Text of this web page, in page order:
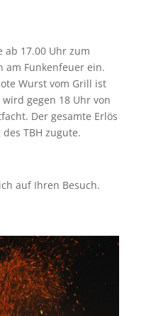
ab 17.00 Uhr zum
am Funkenfeuer ein.
Wurst vom Grill ist
gegen 18 Uhr von
Der gesamte Erlös
TBH zugute.
auf Ihren Besuch.